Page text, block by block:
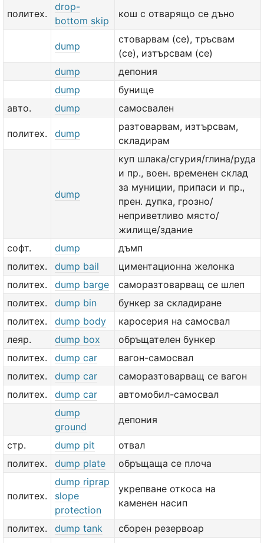
политех.
drop-
bottom skip
кош с отварящо се дъно
dump
стоварвам (се), тръсвам
(се), изтърсвам (се)
dump
депония
dump
бунище
авто.
dump самосвален
политех. dump
разтоварвам, изтърсвам,
складирам
dump
куп шлака/сгурия/глина/руда
и пр., воен. временен склад
за муниции, припаси и пр.,
прен. дупка, грозно/
неприветливо място/
жилище/здание
софт.
dump
дъмп
политех.
dump bail
циментационна желонка
политех.
dump barge
саморазтоварващ се шлеп
политех.
dump bin
бункер за складиране
политех.
dump body
каросерия на самосвал
леяр.
dump box
обръщателен бункер
политех.
dump car
вагон-самосвал
политех.
dump car
саморазтоварващ се вагон
политех.
dump car
автомобил-самосвал
dump
ground
депония
стр. dump pit
отвал
политех.
dump plate обръщаща се плоча
политех.
dump riprap
slope
protection
укрепване откоса на
каменен насип
политех. dump tank
сборен резервоар